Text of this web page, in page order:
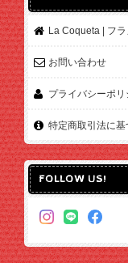
La Coqueta |
お問い合わせ
プライバシーポリ
特定商取引法に基
FOLLOW US!